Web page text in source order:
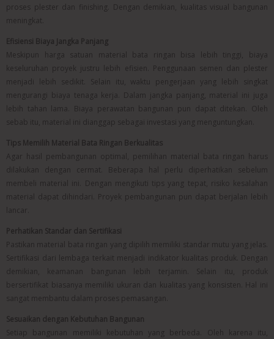
proses plester dan finishing. Dengan demikian, kualitas visual bangunan
meningkat.
Efisiensi Biaya Jangka Panjang
Meskipun harga satuan material bata ringan bisa lebih tinggi, biaya
keseluruhan proyek justru lebih efisien. Penggunaan semen dan plester
menjadi lebih sedikit. Selain itu, waktu pengerjaan yang lebih singkat
mengurangi biaya tenaga kerja. Dalam jangka panjang, material ini juga
lebih tahan lama. Biaya perawatan bangunan pun dapat ditekan. Oleh
sebab itu, material ini dianggap sebagai investasi yang menguntungkan.
Tips Memilih Material Bata Ringan Berkualitas
Agar hasil pembangunan optimal, pemilihan material bata ringan harus
dilakukan dengan cermat. Beberapa hal perlu diperhatikan sebelum
membeli material ini. Dengan mengikuti tips yang tepat, risiko kesalahan
material dapat dihindari. Proyek pembangunan pun dapat berjalan lebih
lancar.
Perhatikan Standar dan Sertifikasi
Pastikan material bata ringan yang dipilih memiliki standar mutu yang jelas.
Sertifikasi dari lembaga terkait menjadi indikator kualitas produk. Dengan
demikian, keamanan bangunan lebih terjamin. Selain itu, produk
bersertifikat biasanya memiliki ukuran dan kualitas yang konsisten. Hal ini
sangat membantu dalam proses pemasangan.
Sesuaikan dengan Kebutuhan Bangunan
Setiap bangunan memiliki kebutuhan yang berbeda. Oleh karena itu,